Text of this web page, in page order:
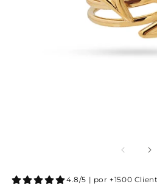
4.8/5 | por +1500